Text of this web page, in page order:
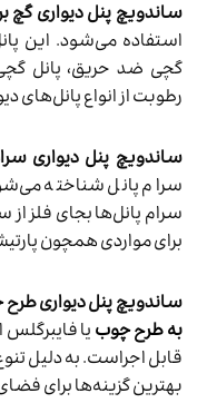
ساندویچ پنل دیواری گچ
استفاده می‌شود. این
گچی ضد حریق، پانل
رطوبت از انواع پانل‌های
ساندویچ پنل دیواری
سرام پانل شناخته
سرام پانل‌ها بجای فلز
برای مواردی همچون
ساندویچ پنل دیواری
به طرح چوب یا
قابل اجراست. به دلیل
بهترین گزینه‌ها برای